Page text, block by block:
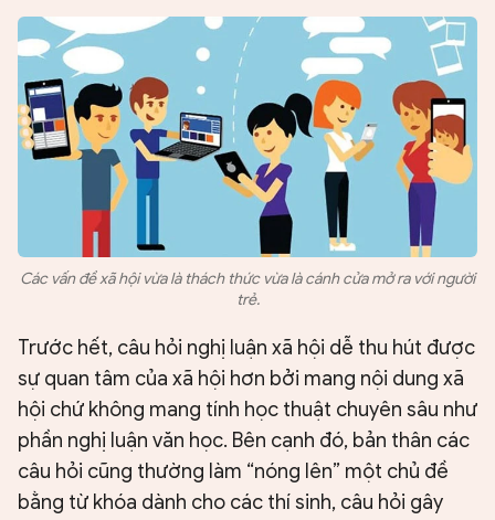
Các vấn đề xã hội vừa là thách thức vừa là cánh cửa mở ra với người
trẻ.
Trước hết, câu hỏi nghị luận xã hội dễ thu hút được
sự quan tâm của xã hội hơn bởi mang nội dung xã
hội chứ không mang tính học thuật chuyên sâu như
phần nghị luận văn học. Bên cạnh đó, bản thân các
câu hỏi cũng thường làm “nóng lên” một chủ đề
bằng từ khóa dành cho các thí sinh, câu hỏi gây